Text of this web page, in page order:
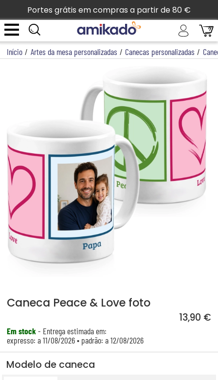
Portes grátis em compras a partir de 80 €
Início / Artes da mesa personalizadas / Canecas personalizadas /
Caneca Peace & Love foto
13,90 €
Em stock- Entrega estimada em:
expresso: a 11/08/2026 • padrão: a 12/08/2026
Modelo de caneca